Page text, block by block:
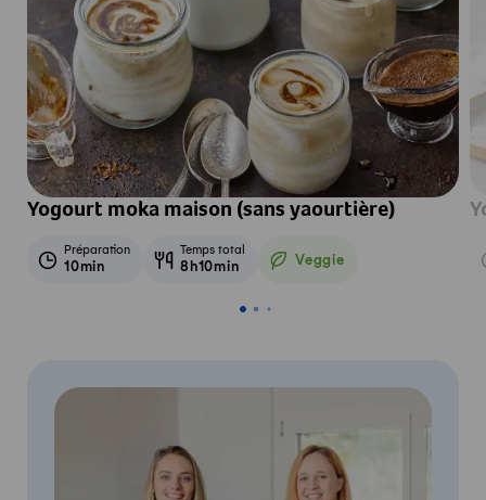
Yogourt moka maison (sans yaourtière)
Préparation
10min
Temps total
8h10min Veggie
Veggie